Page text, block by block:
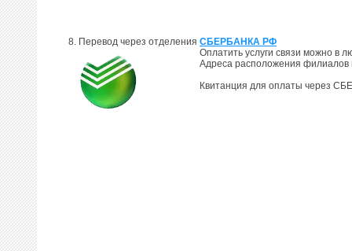
8. Перевод через отделения СБЕРБАНКА РФ
Оплатить услуги связи можно в
Адреса расположения
Квитанция для оплаты через